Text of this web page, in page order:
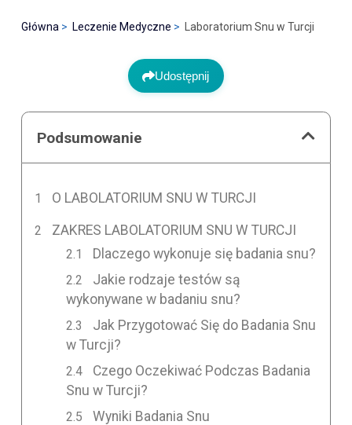
Główna Leczenie Medyczne Laboratorium Snu w Turcji
Udostępnij
Podsumowanie
O LABOLATORIUM SNU W TURCJI
ZAKRES LABOLATORIUM SNU W TURCJI
Dlaczego wykonuje się badania snu?
Jakie rodzaje testów są
wykonywane w badaniu snu?
Jak Przygotować Się do Badania Snu
w Turcji?
Czego Oczekiwać Podczas Badania
Snu w Turcji?
Wyniki Badania Snu